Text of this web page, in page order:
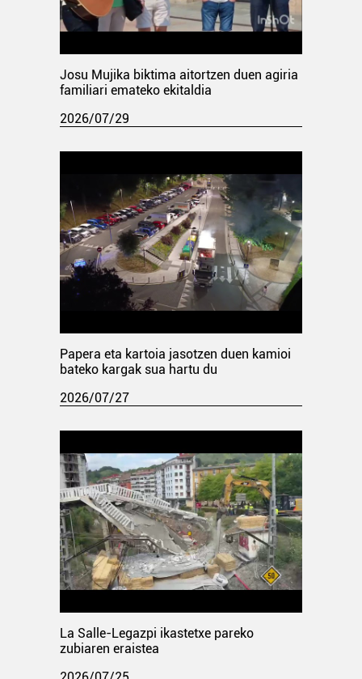
Josu Mujika biktima aitortzen duen agiria
familiari emateko ekitaldia
2026/07/29
Papera eta kartoia jasotzen duen kamioi
bateko kargak sua hartu du
2026/07/27
La Salle-Legazpi ikastetxe pareko
zubiaren eraistea